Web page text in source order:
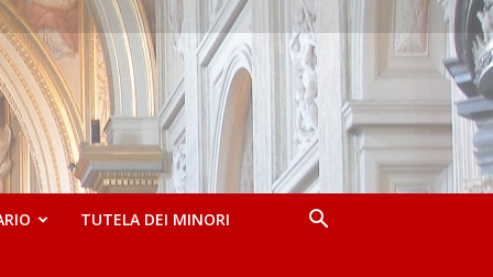
TUTELA DEI MINORI